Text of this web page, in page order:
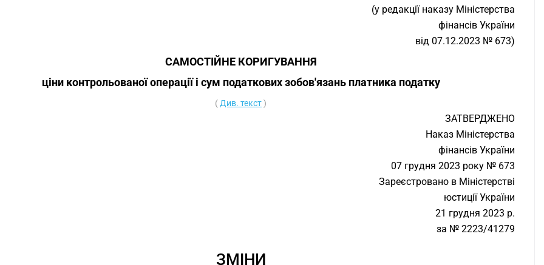
(у редакції наказу Міністерства
фінансів України
від 07.12.2023 № 673)
САМОСТІЙНЕ КОРИГУВАННЯ
ціни контрольованої операції і сум податкових зобов'язань платника податку
( Див. текст)
ЗАТВЕРДЖЕНО
Наказ Міністерства
фінансів України
07 грудня 2023 року № 673
Зареєстровано в Міністерстві
юстиції України
21 грудня 2023 р.
за № 2223/41279
ЗМІНИ